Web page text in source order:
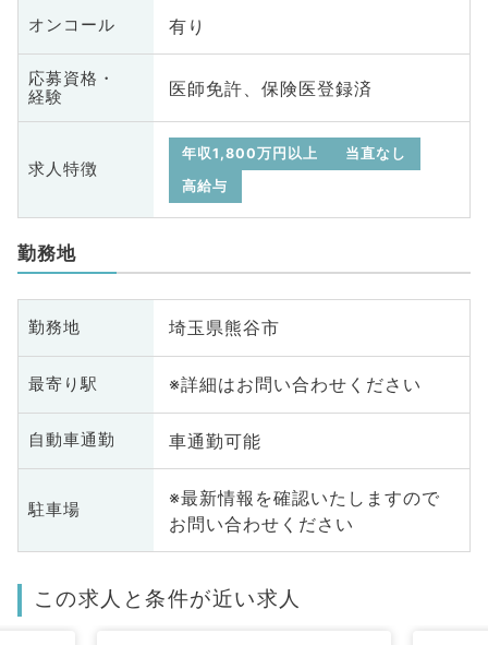
オンコール 有り
応募資格・
経験
医師免許、保険医登録済
求人特徴
年収1,800万円以上
当直なし
高給与
勤務地
勤務地 埼玉県熊谷市
最寄り駅 ※詳細はお問い合わせください
自動車通勤 車通勤可能
駐車場
※最新情報を確認いたしますので
お問い合わせください
この求人と条件が近い求人